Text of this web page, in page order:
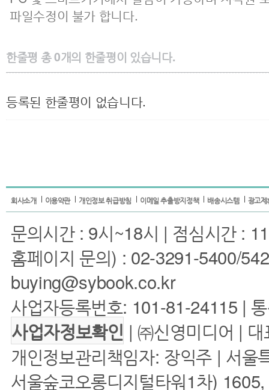
파일수정이 불가 합니다.
한줄평 총0개의 한줄평이 있습니다.
등록된 한줄평이 없습니다.
회사소개 이용약관 개인정보 취급방침 이메일 추출방지정책 배송시스템 광고
문의시간 : 9시~18시 | 점심시간 :
홈페이지 문의) : 02-3291-5400/
buying@sybook.co.kr
사업자등록번호: 101-81-24115 |
사업자정보확인 | ㈜신영미디어 |
개인정보관리책임자: 장익주 | 서
서울숲코오롱디지털타워1차)